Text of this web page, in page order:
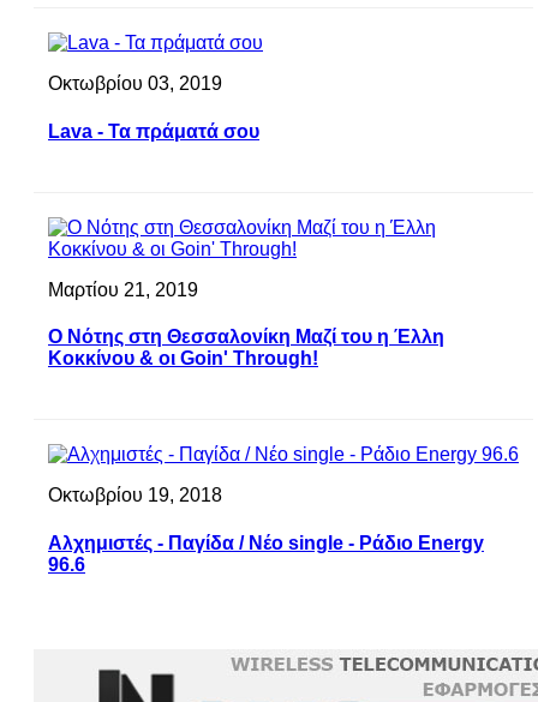
Οκτωβρίου 03, 2019
Lava - Τα πράματά σου
Μαρτίου 21, 2019
Ο Νότης στη Θεσσαλονίκη Μαζί του η Έλλη
Κοκκίνου & οι Goin' Through!
Οκτωβρίου 19, 2018
Αλχημιστές - Παγίδα / Νέο single - Ράδιο Energy
96.6